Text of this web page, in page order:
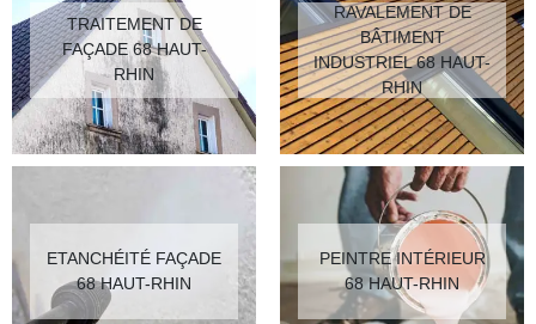
TRAITEMENT DE
FAÇADE 68 HAUT-
RHIN
RAVALEMENT DE
BÂTIMENT
INDUSTRIEL 68 HAUT-
RHIN
ETANCHÉITÉ FAÇADE
68 HAUT-RHIN
PEINTRE INTÉRIEUR
68 HAUT-RHIN